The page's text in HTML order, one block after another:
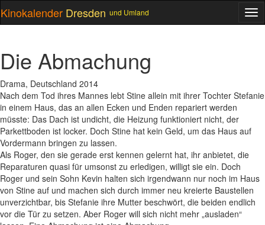
Kinokalender Dresden und Umland
Die Abmachung
Drama, Deutschland 2014
Nach dem Tod ihres Mannes lebt Stine allein mit ihrer Tochter Stefanie
in einem Haus, das an allen Ecken und Enden repariert werden
müsste: Das Dach ist undicht, die Heizung funktioniert nicht, der
Parkettboden ist locker. Doch Stine hat kein Geld, um das Haus auf
Vordermann bringen zu lassen.
Als Roger, den sie gerade erst kennen gelernt hat, ihr anbietet, die
Reparaturen quasi für umsonst zu erledigen, willigt sie ein. Doch
Roger und sein Sohn Kevin halten sich irgendwann nur noch im Haus
von Stine auf und machen sich durch immer neu kreierte Baustellen
unverzichtbar, bis Stefanie ihre Mutter beschwört, die beiden endlich
vor die Tür zu setzen. Aber Roger will sich nicht mehr „ausladen“